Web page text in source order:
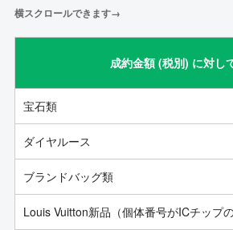
横スクロールできます→
成約金額 (税別) に対し
宝石類
ダイヤルース
ブランドバッグ類
Louis Vuitton新品（個体番号がICチップの